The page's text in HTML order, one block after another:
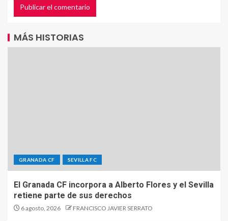
MÁS HISTORIAS
GRANADA CF SEVILLA FC
El Granada CF incorpora a Alberto Flores y el Sevilla
retiene parte de sus derechos
6 agosto, 2026 FRANCISCO JAVIER SERRATO